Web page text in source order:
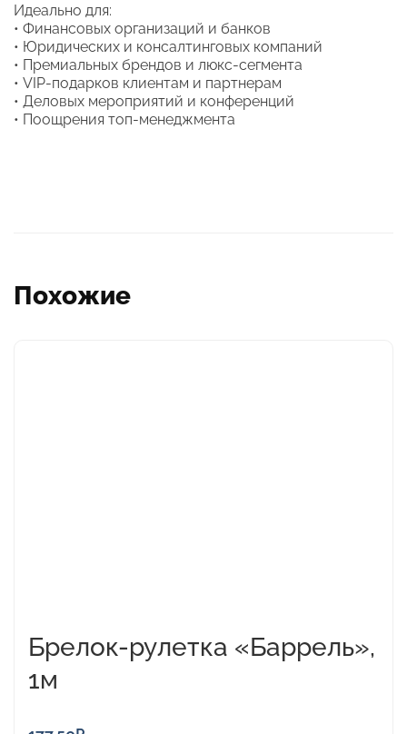
Идеально для:
• Финансовых организаций и банков
• Юридических и консалтинговых компаний
• Премиальных брендов и люкс-сегмента
• VIP-подарков клиентам и партнерам
• Деловых мероприятий и конференций
• Поощрения топ-менеджмента
Похожие
Брелок-рулетка «Баррель»,
1м